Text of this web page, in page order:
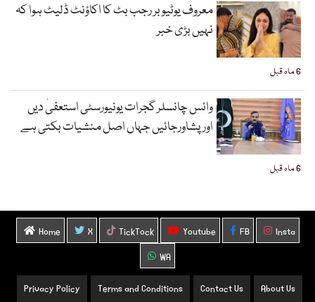
6 ماہ قبل
معروف یوٹیوبر رجب بٹ کا اکاؤنٹ ڈلیٹ ہوا کہ
نہیں بڑی خبر
6 ماہ قبل
وائس چانسلر گجرات یونیورسٹی استعفیٰ دیں
اورپشاورجائیں جہاں اصل منشیات بکتی ہے
Home X TickTock Youtube FB
Insta
WA
About Us
Contact Us
Terms and Conditions
Privacy Policy